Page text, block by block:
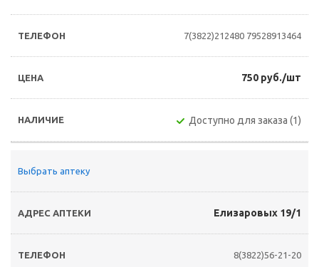
7(3822)212480 79528913464
750 руб./шт
Доступно для заказа (1)
Выбрать аптеку
Елизаровых 19/1
8(3822)56-21-20